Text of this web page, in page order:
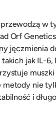
w
Orf
jęczmienia
jak IL-6,
metody nie
i